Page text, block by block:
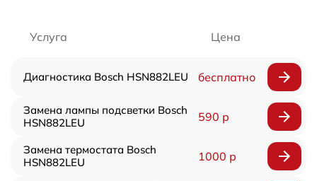
Услуга Цена
Диагностика Bosch HSN882LEU бесплатно
Замена лампы подсветки Bosch
HSN882LEU
590 р
Замена термостата Bosch
HSN882LEU
1000 р